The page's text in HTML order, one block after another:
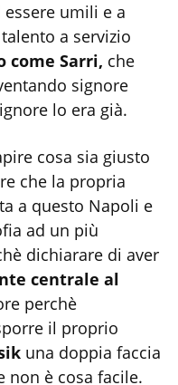
umili e a
a servizio
come Sarri, che
signore
lo era già.
cosa sia giusto
che la propria
a questo Napoli e
ad un più
dichiarare di aver
centrale al
perchè
il proprio
una doppia faccia
non è cosa facile.